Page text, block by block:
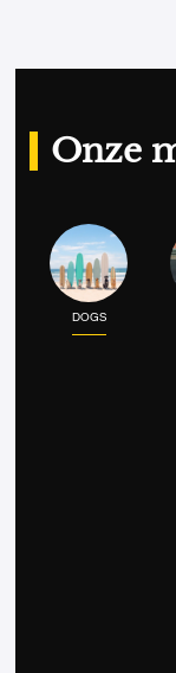
Onze
DOGS